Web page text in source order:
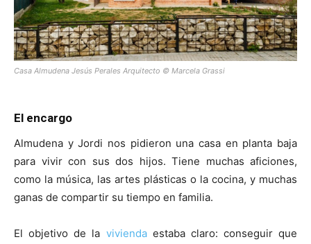
Casa Almudena Jesús Perales Arquitecto © Marcela Grassi
El encargo
Almudena y Jordi nos pidieron una casa en planta baja
para vivir con sus dos hijos. Tiene muchas aficiones,
como la música, las artes plásticas o la cocina, y muchas
ganas de compartir su tiempo en familia.
El objetivo de la viviendaestaba claro: conseguir que